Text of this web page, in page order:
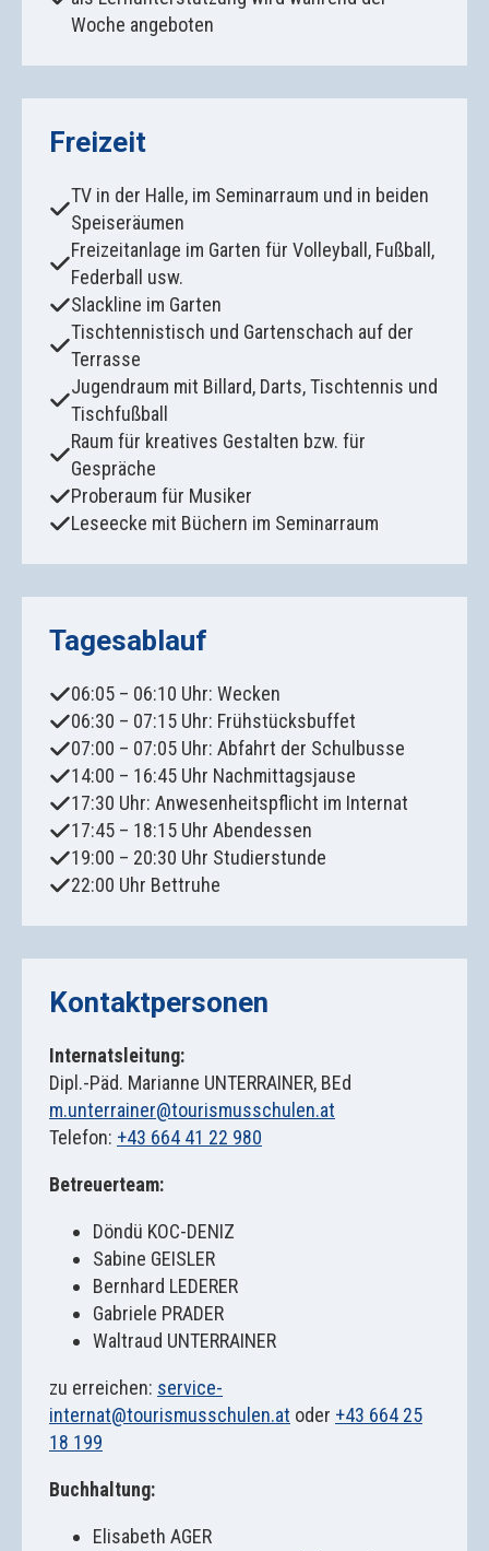
Woche angeboten
Freizeit
TV in der Halle, im Seminarraum und in beiden
Speiseräumen
Freizeitanlage im Garten für Volleyball, Fußball,
Federball usw.
Slackline im Garten
Tischtennistisch und Gartenschach auf der
Terrasse
Jugendraum mit Billard, Darts, Tischtennis und
Tischfußball
Raum für kreatives Gestalten bzw. für
Gespräche
Proberaum für Musiker
Leseecke mit Büchern im Seminarraum
Tagesablauf
06:05 – 06:10 Uhr: Wecken
06:30 – 07:15 Uhr: Frühstücksbuffet
07:00 – 07:05 Uhr: Abfahrt der Schulbusse
14:00 – 16:45 Uhr Nachmittagsjause
17:30 Uhr: Anwesenheitspflicht im Internat
17:45 – 18:15 Uhr Abendessen
19:00 – 20:30 Uhr Studierstunde
22:00 Uhr Bettruhe
Kontaktpersonen
Internatsleitung:
Dipl.-Päd. Marianne UNTERRAINER, BEd
m.unterrainer@tourismusschulen.at
Telefon: +43 664 41 22 980
Betreuerteam:
Döndü KOC-DENIZ
Sabine GEISLER
Bernhard LEDERER
Gabriele PRADER
Waltraud UNTERRAINER
zu erreichen: service-
internat@tourismusschulen.at oder +43 664 25
18 199
Buchhaltung:
Elisabeth AGER